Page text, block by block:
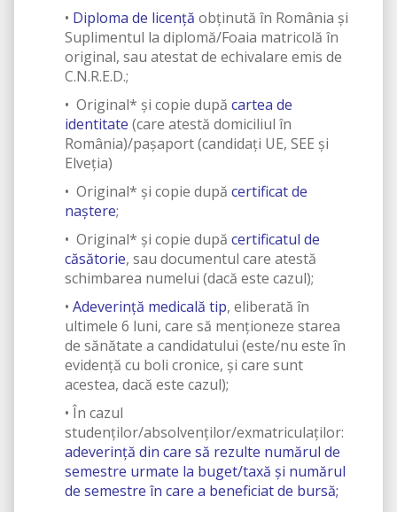
• Diploma de licență obținută în România și
Suplimentul la diplomă/Foaia matricolă în
original, sau atestat de echivalare emis de
C.N.R.E.D.;
• Original* și copie după cartea de
identitate (care atestă domiciliul în
România)/pașaport (candidați UE, SEE și
Elveția)
• Original* și copie după certificat de
naștere;
• Original* și copie după certificatul de
căsătorie, sau documentul care atestă
schimbarea numelui (dacă este cazul);
• Adeverință medicală tip, eliberată în
ultimele 6 luni, care să menționeze starea
de sănătate a candidatului (este/nu este în
evidență cu boli cronice, și care sunt
acestea, dacă este cazul);
• În cazul
studenților/absolvenților/exmatriculaților:
adeverință din care să rezulte numărul de
semestre urmate la buget/taxă și numărul
de semestre în care a beneficiat de bursă;